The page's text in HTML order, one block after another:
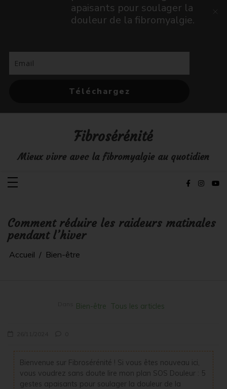
Fibrosérénité
Mieux vivre avec la fibromyalgie au quotidien
Comment réduire les raideurs matinales
pendant l’hiver
Accueil Bien-être
Bien-être Tous les articles
Bienvenue sur Fibrosérénité ! Si vous êtes nouveau ici,
vous voudrez sans doute lire mon plan SOS Douleur : 5
gestes apaisants pour soulager la douleur de la
apaisants pour soulager la
douleur de la fibromyalgie.
Téléchargez